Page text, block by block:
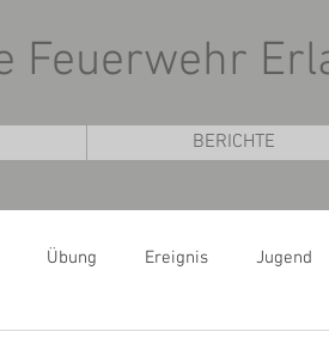
Feuerwehr
BERICHTE
Übung Ereignis Jugend